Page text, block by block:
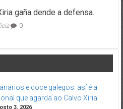
gaña dende a defensa.
0
e doce galegos: así é a
que agarda ao Calvo Xiria
3, 2026